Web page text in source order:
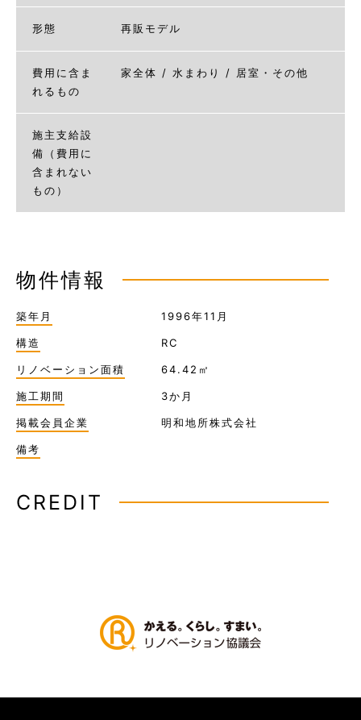
形態 再販モデル
費用に含ま
れるもの
家全体 / 水まわり / 居室・その他
施主支給設
備（費用に
含まれない
もの）
物件情報
築年月 1996年11月
構造 RC
リノベーション面積 64.42㎡
施工期間 3か月
掲載会員企業 明和地所株式会社
備考
CREDIT